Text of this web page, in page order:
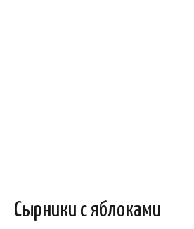
Сырники с яблоками